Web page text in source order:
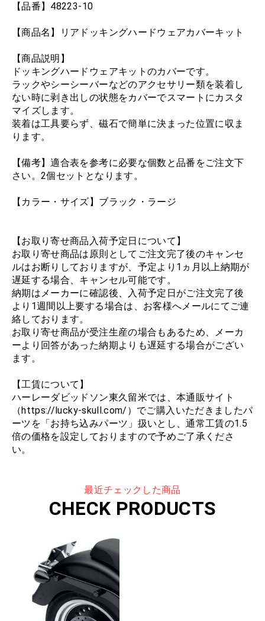
【品番】48223-10
【商品名】リアドッキングハードウェアカバーキット
【商品説明】
ドッキングハードウェアキットのカバーです。
ラックやシーシーバーなどのアクセサリー類を装着し
ない時に剥き出しの状態をカバーでスマートにカスタ
マイズします。
装着は工具要らず、磁石で簡単に決まった位置に収ま
ります。
【備考】適合表を参考に必要な個数と品番をご注文下
さい。2個セットとなります。
【カラー・サイズ】ブラック・ラージ
【お取り寄せ商品入荷予定日について】
お取り寄せ商品は原則としてご注文完了後のキャンセ
ルはお断りしておりますが、予定より1ヵ月以上納期が
遅延する場合、キャンセル可能です。
納期はメーカーに確認後、入荷予定日がご注文完了後
より1週間以上要する場合は、お客様へメールにてご連
絡しております。
お取り寄せ商品が受注生産の場合もあるため、メーカ
ーより回答があった納期よりも遅延する場合がござい
ます。
【工賃について】
ハーレーダビッドソン東久留米では、本通販サイト
（https://lucky-skull.com/）でご購入いただきましたパ
ーツを「お持ち込みパーツ」扱いとし、通常工賃の1.5
倍の価格を設定しておりますので予めご了承くださ
い。
最近チェックした商品
CHECK PRODUCTS